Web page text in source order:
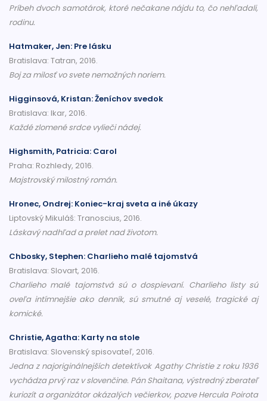
Príbeh dvoch samotárok, ktoré nečakane nájdu to, čo nehľadali,
rodinu.
Hatmaker, Jen: Pre lásku
Bratislava: Tatran, 2016.
Boj za milosť vo svete nemožných noriem.
Higginsová, Kristan: Ženíchov svedok
Bratislava: Ikar, 2016.
Každé zlomené srdce vylieči nádej.
Highsmith, Patricia: Carol
Praha: Rozhledy, 2016.
Majstrovský milostný román.
Hronec, Ondrej: Koniec-kraj sveta a iné úkazy
Liptovský Mikuláš: Tranoscius, 2016.
Láskavý nadhľad a prelet nad životom.
Chbosky, Stephen: Charlieho malé tajomstvá
Bratislava: Slovart, 2016.
Charlieho malé tajomstvá sú o dospievaní. Charlieho listy sú
oveľa intímnejšie ako denník, sú smutné aj veselé, tragické aj
komické.
Christie, Agatha: Karty na stole
Bratislava: Slovenský spisovateľ, 2016.
Jedna z najoriginálnejších detektívok Agathy Christie z roku 1936
vychádza prvý raz v slovenčine. Pán Shaitana, výstredný zberateľ
kuriozít a organizátor okázalých večierkov, pozve Hercula Poirota